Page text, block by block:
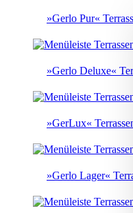
»Gerlo Pur«
»Gerlo Deluxe«
»GerLux«
»Gerlo Lager«